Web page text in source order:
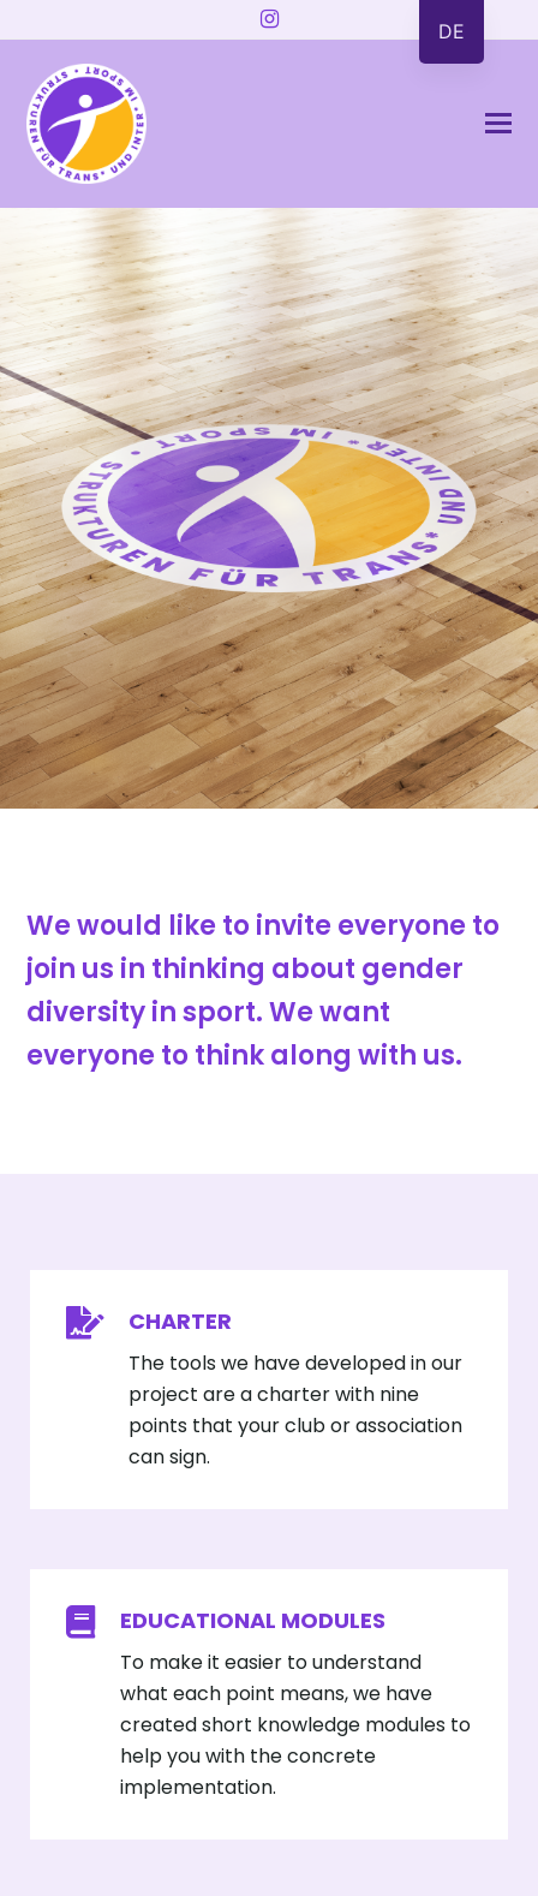
Instagram
We would like to invite everyone to
join us in thinking about gender
diversity in sport. We want
everyone to think along with us.
CHARTER
The tools we have developed in our
project are a charter with nine
points that your club or association
can sign.
EDUCATIONAL MODULES
To make it easier to understand
what each point means, we have
created short knowledge modules to
help you with the concrete
implementation.
DE